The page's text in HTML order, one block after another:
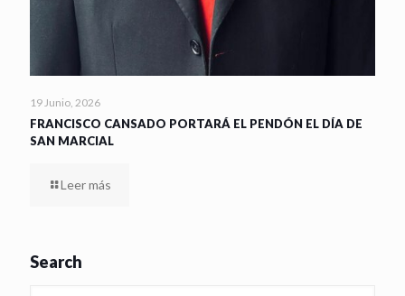
19 Junio, 2026
FRANCISCO CANSADO PORTARÁ EL PENDÓN EL DÍA DE
SAN MARCIAL
Leer más
Search